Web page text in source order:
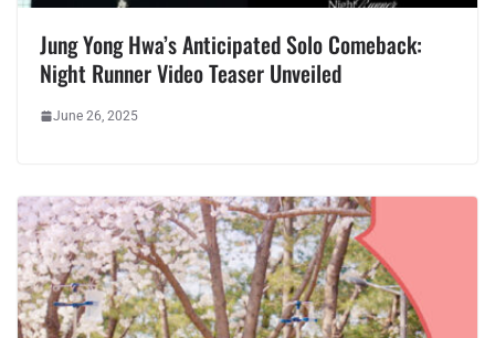
Jung Yong Hwa’s Anticipated Solo Comeback:
Night Runner Video Teaser Unveiled
June 26, 2025